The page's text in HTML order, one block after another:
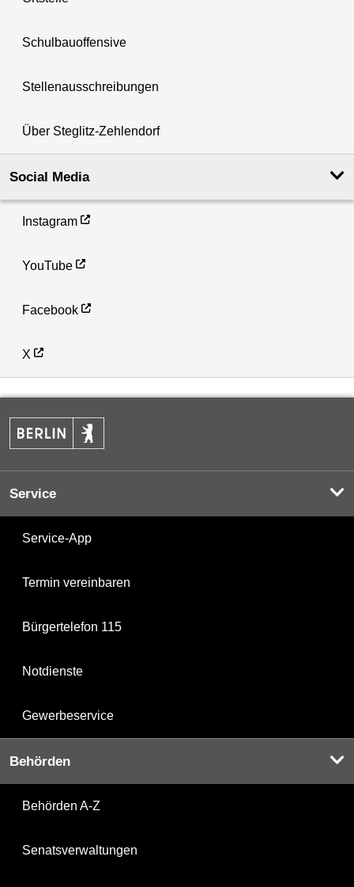
Schulbauoffensive
Stellenausschreibungen
Über Steglitz-Zehlendorf
Social Media
Instagram
YouTube
Facebook
X
Service
Service-App
Termin vereinbaren
Bürgertelefon 115
Notdienste
Gewerbeservice
Behörden
Behörden A-Z
Senatsverwaltungen